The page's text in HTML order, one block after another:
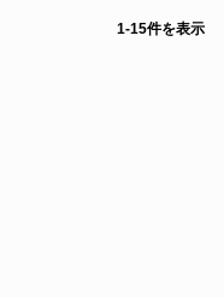
1-15件を表示